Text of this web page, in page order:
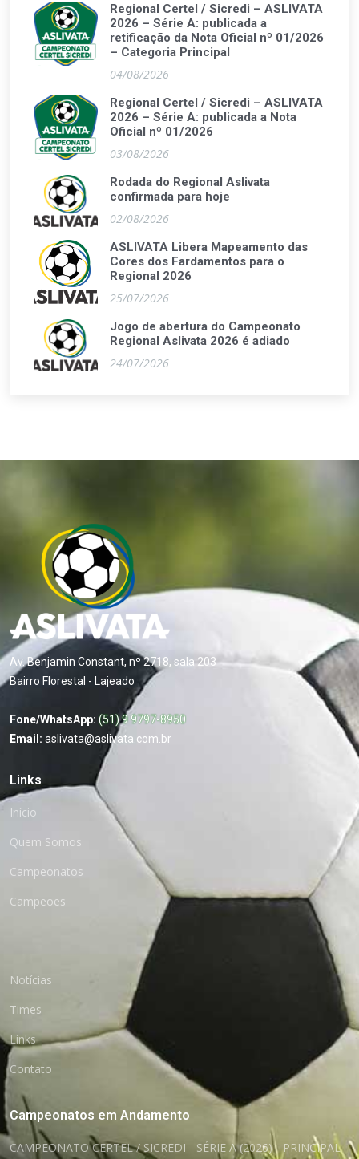
Regional Certel / Sicredi – ASLIVATA
2026 – Série A: publicada a
retificação da Nota Oficial nº 01/2026
– Categoria Principal
04/08/2026
Regional Certel / Sicredi – ASLIVATA
2026 – Série A: publicada a Nota
Oficial nº 01/2026
03/08/2026
Rodada do Regional Aslivata
confirmada para hoje
02/08/2026
ASLIVATA Libera Mapeamento das
Cores dos Fardamentos para o
Regional 2026
25/07/2026
Jogo de abertura do Campeonato
Regional Aslivata 2026 é adiado
24/07/2026
Av. Benjamin Constant, nº 2718, sala 203
Bairro Florestal - Lajeado
Fone/WhatsApp: (51) 9 9797-8950
Email: aslivata@aslivata.com.br
Links
Início
Quem Somos
Campeonatos
Campeões
Notícias
Times
Links
Contato
Campeonatos em Andamento
CAMPEONATO CERTEL / SICREDI - SÉRIE A (2026) - PRINCIPAL